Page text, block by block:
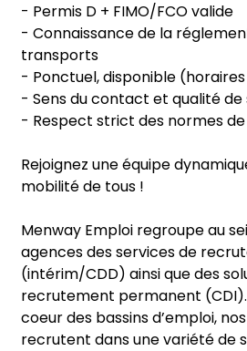
- Permis D + FIMO/FCO valide
- Connaissance de la
transports
- Ponctuel, disponible
- Sens du contact et qualité de
- Respect strict des normes
Rejoignez une équipe
mobilité de tous !
Menway Emploi regroupe au
agences des services de
(intérim/CDD) ainsi que des
recrutement permanent
coeur des bassins d’emploi,
recrutent dans une variété de